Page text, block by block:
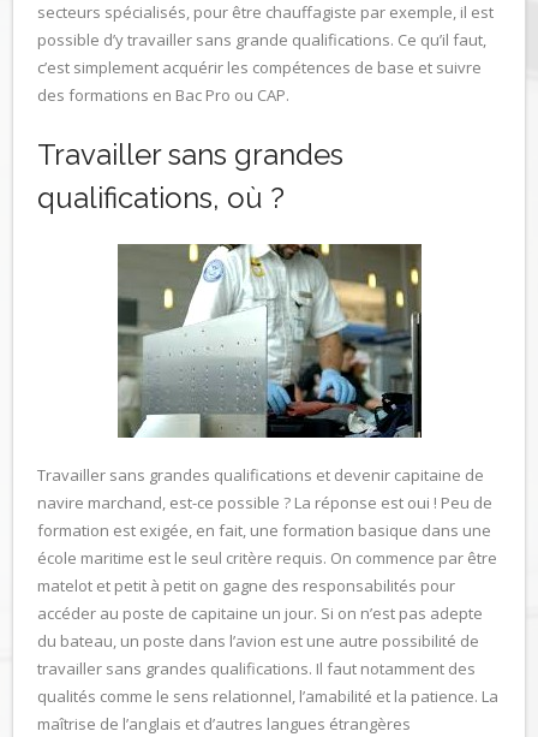
secteurs spécialisés, pour être chauffagiste par exemple, il est
possible d’y travailler sans grande qualifications. Ce qu’il faut,
c’est simplement acquérir les compétences de base et suivre
des formations en Bac Pro ou CAP.
Travailler sans grandes
qualifications, où ?
Travailler sans grandes qualifications et devenir capitaine de
navire marchand, est-ce possible ? La réponse est oui ! Peu de
formation est exigée, en fait, une formation basique dans une
école maritime est le seul critère requis. On commence par être
matelot et petit à petit on gagne des responsabilités pour
accéder au poste de capitaine un jour. Si on n’est pas adepte
du bateau, un poste dans l’avion est une autre possibilité de
travailler sans grandes qualifications. Il faut notamment des
qualités comme le sens relationnel, l’amabilité et la patience. La
maîtrise de l’anglais et d’autres langues étrangères